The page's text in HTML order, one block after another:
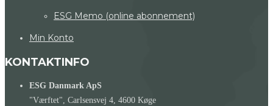
ESG Memo (online abonnement)
Min Konto
KONTAKTINFO
ESG Danmark ApS
"Værftet", Carlsensvej 4, 4600 Køge